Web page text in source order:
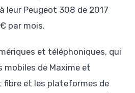
leur Peugeot 308 de 2017
par mois.
et téléphoniques, qui
de Maxime et
fibre et les plateformes de